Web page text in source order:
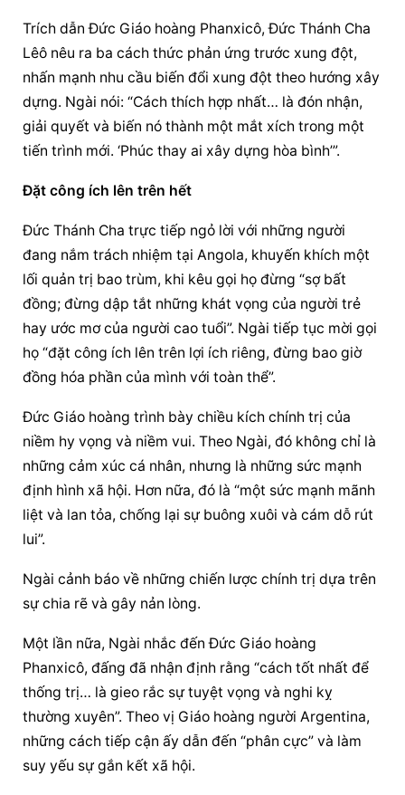
Trích dẫn Đức Giáo hoàng Phanxicô, Đức Thánh Cha
Lêô nêu ra ba cách thức phản ứng trước xung đột,
nhấn mạnh nhu cầu biến đổi xung đột theo hướng xây
dựng. Ngài nói: “Cách thích hợp nhất… là đón nhận,
giải quyết và biến nó thành một mắt xích trong một
tiến trình mới. ‘Phúc thay ai xây dựng hòa bình’”.
Đặt công ích lên trên hết
Đức Thánh Cha trực tiếp ngỏ lời với những người
đang nắm trách nhiệm tại Angola, khuyến khích một
lối quản trị bao trùm, khi kêu gọi họ đừng “sợ bất
đồng; đừng dập tắt những khát vọng của người trẻ
hay ước mơ của người cao tuổi”. Ngài tiếp tục mời gọi
họ “đặt công ích lên trên lợi ích riêng, đừng bao giờ
đồng hóa phần của mình với toàn thể”.
Đức Giáo hoàng trình bày chiều kích chính trị của
niềm hy vọng và niềm vui. Theo Ngài, đó không chỉ là
những cảm xúc cá nhân, nhưng là những sức mạnh
định hình xã hội. Hơn nữa, đó là “một sức mạnh mãnh
liệt và lan tỏa, chống lại sự buông xuôi và cám dỗ rút
lui”.
Ngài cảnh báo về những chiến lược chính trị dựa trên
sự chia rẽ và gây nản lòng.
Một lần nữa, Ngài nhắc đến Đức Giáo hoàng
Phanxicô, đấng đã nhận định rằng “cách tốt nhất để
thống trị… là gieo rắc sự tuyệt vọng và nghi kỵ
thường xuyên”. Theo vị Giáo hoàng người Argentina,
những cách tiếp cận ấy dẫn đến “phân cực” và làm
suy yếu sự gắn kết xã hội.